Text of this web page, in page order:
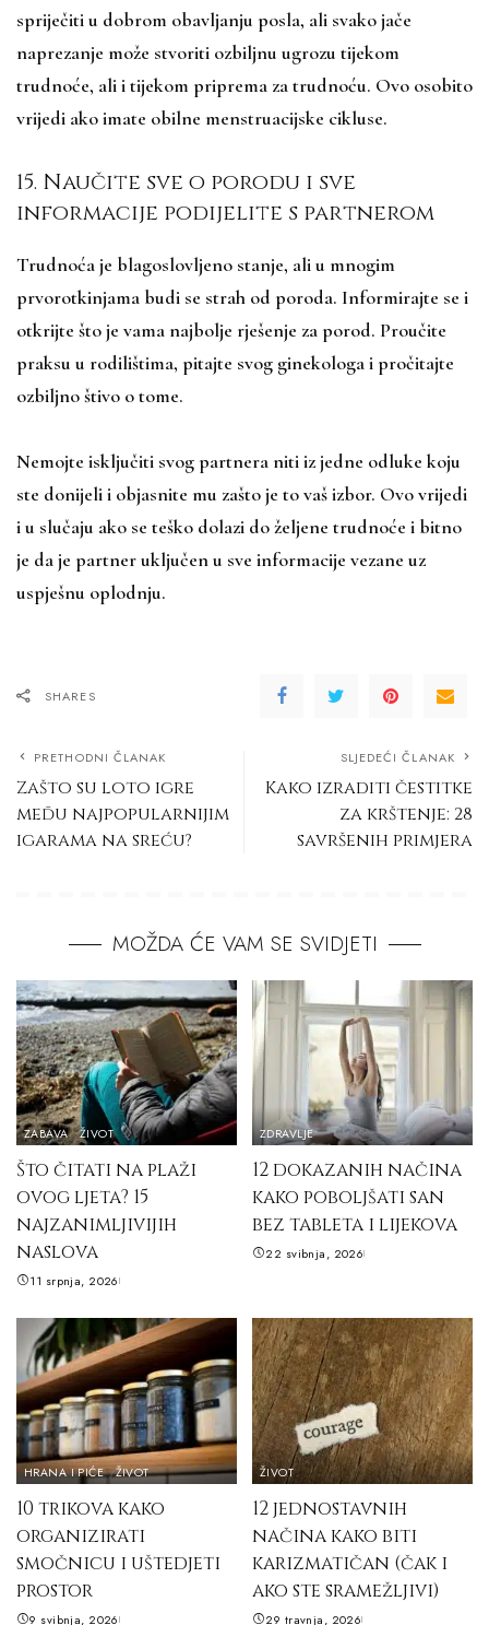
spriječiti u dobrom obavljanju posla, ali svako jače
naprezanje može stvoriti ozbiljnu ugrozu tijekom
trudnoće, ali i tijekom priprema za trudnoću. Ovo osobito
vrijedi ako imate obilne menstruacijske cikluse.
15. Naučite sve o porodu i sve
informacije podijelite s partnerom
Trudnoća je blagoslovljeno stanje, ali u mnogim
prvorotkinjama budi se strah od poroda. Informirajte se i
otkrijte što je vama najbolje rješenje za porod. Proučite
praksu u rodilištima, pitajte svog ginekologa i pročitajte
ozbiljno štivo o tome.
Nemojte isključiti svog partnera niti iz jedne odluke koju
ste donijeli i objasnite mu zašto je to vaš izbor. Ovo vrijedi
i u slučaju ako se teško dolazi do željene trudnoće i bitno
je da je partner uključen u sve informacije vezane uz
uspješnu oplodnju.
SHARES
PRETHODNI ČLANAK
Zašto su loto igre
među najpopularnijim
igarama na sreću?
SLJEDEĆI ČLANAK
Kako izraditi čestitke
za krštenje: 28
savršenih primjera
MOŽDA ĆE VAM SE SVIDJETI
ZABAVA ŽIVOT
Što čitati na plaži
ovog ljeta? 15
najzanimljivijih
naslova
11 srpnja, 2026
ZDRAVLJE
12 dokazanih načina
kako poboljšati san
bez tableta i lijekova
22 svibnja, 2026
HRANA I PIĆE ŽIVOT
10 trikova kako
organizirati
smočnicu i uštedjeti
prostor
9 svibnja, 2026
ŽIVOT
12 jednostavnih
načina kako biti
karizmatičan (čak i
ako ste sramežljivi)
29 travnja, 2026